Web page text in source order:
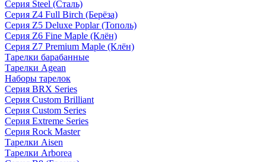
Серия Steel (Сталь)
Серия Z4 Full Birch (Берёза)
Серия Z5 Deluxe Poplar (Тополь)
Серия Z6 Fine Maple (Клён)
Серия Z7 Premium Maple (Клён)
Тарелки барабанные
Тарелки Agean
Наборы тарелок
Серия BRX Series
Серия Custom Brilliant
Серия Custom Series
Серия Extreme Series
Серия Rock Master
Тарелки Aisen
Тарелки Arborea